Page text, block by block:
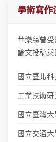
學術寫作
華樂絲曾受
論文投稿與
國立臺北
工業技術
國立臺灣大
國立交通